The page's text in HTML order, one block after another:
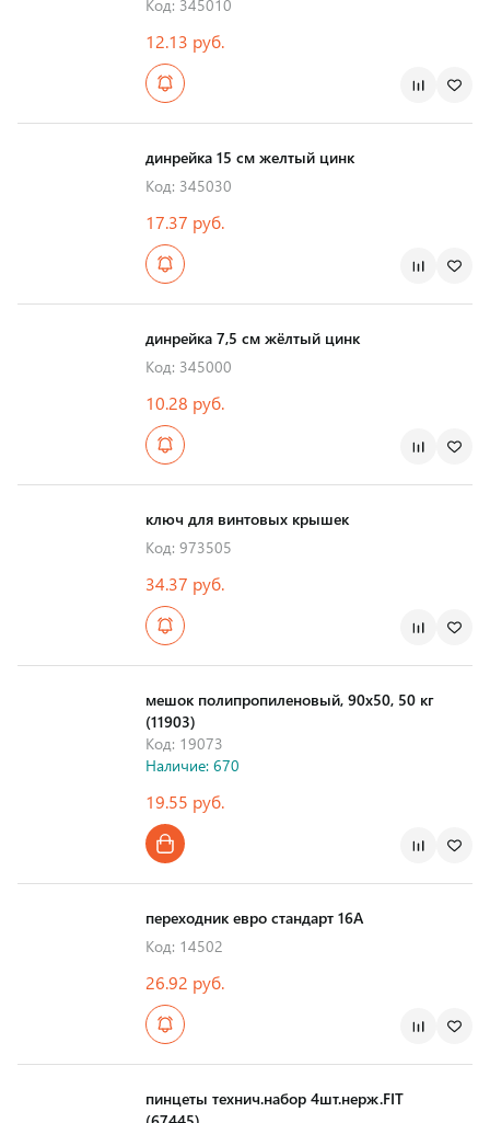
Код: 345010
12.13 руб.
динрейка 15 см желтый цинк
Код: 345030
17.37 руб.
динрейка 7,5 см жёлтый цинк
Код: 345000
10.28 руб.
ключ для винтовых крышек
Код: 973505
34.37 руб.
мешок полипропиленовый, 90х50, 50 кг
(11903)
Код: 19073
Наличие: 670
19.55 руб.
переходник евро стандарт 16А
Код: 14502
26.92 руб.
пинцеты технич.набор 4шт.нерж.FIT